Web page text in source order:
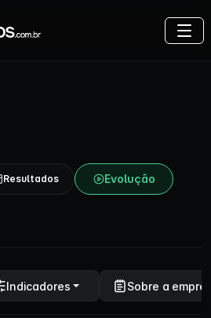
Resultados Evolução
Indicadores Sobre a